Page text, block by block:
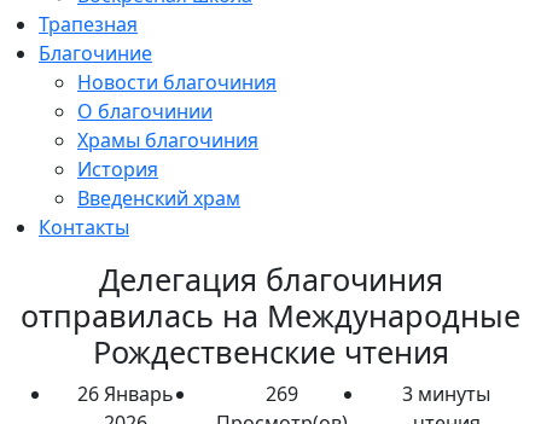
Трапезная
Благочиние
Новости благочиния
О благочинии
Храмы благочиния
История
Введенский храм
Контакты
Делегация благочиния
отправилась на Международные
Рождественские чтения
26 Январь
269
3 минуты